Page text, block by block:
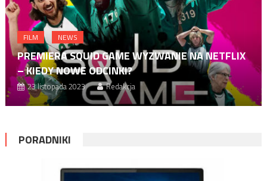
FILM NEWS
PREMIERA SQUID GAME WYZWANIE NA NETFLIX
– KIEDY NOWE ODCINKI?
23 listopada 2023 Redakcja
PORADNIKI